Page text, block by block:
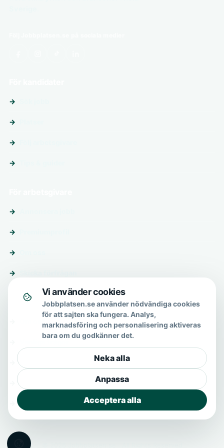
Om & hjälp
Vi använder cookies
Jobbplatsen.se använder nödvändiga cookies
för att sajten ska fungera. Analys,
marknadsföring och personalisering aktiveras
bara om du godkänner det.
Neka alla
Anpassa
Acceptera alla